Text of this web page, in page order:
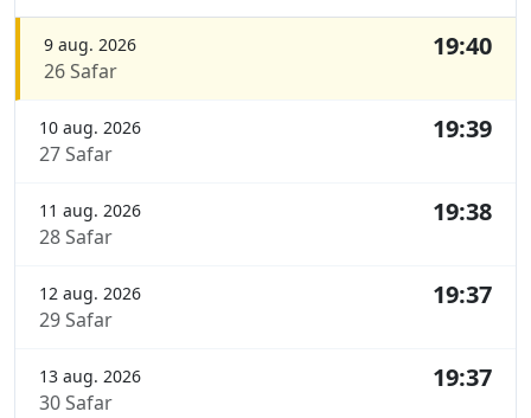
9 aug. 2026
26 Safar
19:40
10 aug. 2026
27 Safar
19:39
11 aug. 2026
28 Safar
19:38
12 aug. 2026
29 Safar
19:37
13 aug. 2026
30 Safar
19:37